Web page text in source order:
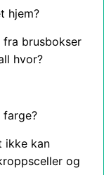
hjem?
brusbokser
hvor?
ikke kan
og